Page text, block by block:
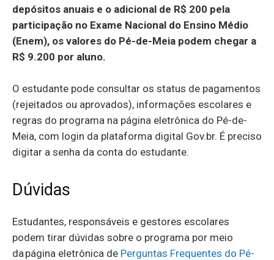
depósitos anuais e o adicional de R$ 200 pela
participação no Exame Nacional do Ensino Médio
(Enem), os valores do Pé-de-Meia podem chegar a
R$ 9.200 por aluno.
O estudante pode consultar os status de pagamentos
(rejeitados ou aprovados), informações escolares e
regras do programa na página eletrônica do Pé-de-
Meia, com login da plataforma digital Gov.br. É preciso
digitar a senha da conta do estudante.
Dúvidas
Estudantes, responsáveis e gestores escolares
podem tirar dúvidas sobre o programa por meio
da página eletrônica de Perguntas Frequentes do Pé-